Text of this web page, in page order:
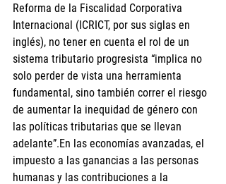
Reforma de la Fiscalidad Corporativa
Internacional (ICRICT, por sus siglas en
inglés), no tener en cuenta el rol de un
sistema tributario progresista “implica no
solo perder de vista una herramienta
fundamental, sino también correr el riesgo
de aumentar la inequidad de género con
las políticas tributarias que se llevan
adelante”.En las economías avanzadas, el
impuesto a las ganancias a las personas
humanas y las contribuciones a la